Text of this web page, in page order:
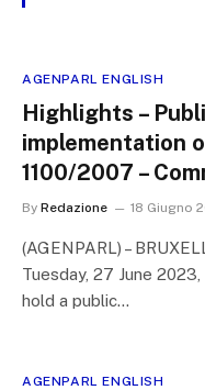
AGENPARL ENGLISH
Highlights –
implementation
1100/2007 –
By Redazione 18 Giugno
(AGENPARL) –
Tuesday, 27 June
hold a public…
AGENPARL ENGLISH